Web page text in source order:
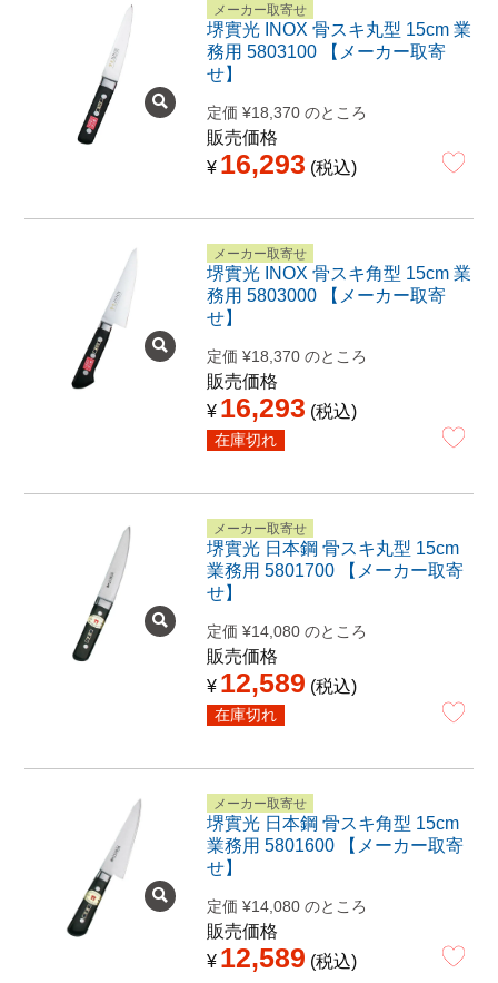
メーカー取寄せ
堺實光 INOX 骨スキ丸型 15cm 業
務用 5803100 【メーカー取寄
せ】
定価 ¥18,370 のところ
販売価格
¥ 16,293 税込
メーカー取寄せ
堺實光 INOX 骨スキ角型 15cm 業
務用 5803000 【メーカー取寄
せ】
定価 ¥18,370 のところ
販売価格
¥ 16,293 税込
在庫切れ
メーカー取寄せ
堺實光 日本鋼 骨スキ丸型 15cm
業務用 5801700 【メーカー取寄
せ】
定価 ¥14,080 のところ
販売価格
¥ 12,589 税込
在庫切れ
メーカー取寄せ
堺實光 日本鋼 骨スキ角型 15cm
業務用 5801600 【メーカー取寄
せ】
定価 ¥14,080 のところ
販売価格
¥ 12,589 税込